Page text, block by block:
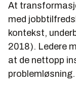
At
med
kontekst,
2018). Ledere
at de nettopp
problemløsning.